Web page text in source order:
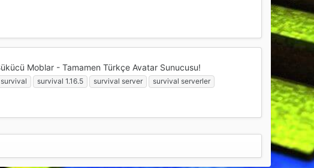
Moblar - Tamamen Türkçe Avatar Sunucusu!
survival survival 1.16.5 survival server
survival serverler